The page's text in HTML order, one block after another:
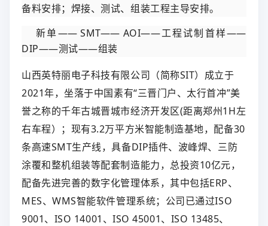
备料安排；焊接、测试、组装工程主导安排。
新单—— SMT—— AOI——工程试制首样——
DIP——测试——组装
山西英特丽电子科技有限公司（简称SIT）成立于
2021年，坐落于中国素有“三晋门户、太行首冲”美
誉之称的千年古城晋城市经济开发区(距离郑州1H左
右车程）；现有3.2万平方米智能制造基地，配备30
条高速SMT生产线，具备DIP插件、波峰焊、三防
涂覆和整机组装等配套制造能力，总投资10亿元，
配备先进完善的数字化管理体系，其中包括ERP、
MES、WMS智能软件管理系统；公司已通过ISO
9001、ISO 14001、ISO 45001、ISO 13485、